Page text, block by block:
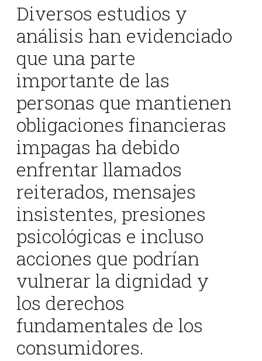
Diversos estudios y
análisis han evidenciado
que una parte
importante de las
personas que mantienen
obligaciones financieras
impagas ha debido
enfrentar llamados
reiterados, mensajes
insistentes, presiones
psicológicas e incluso
acciones que podrían
vulnerar la dignidad y
los derechos
fundamentales de los
consumidores.